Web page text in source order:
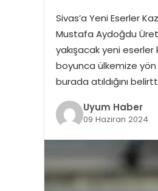
Sivas’a Yeni Eserler
Mustafa Aydoğdu
yakışacak yeni eserler
boyunca ülkemize
burada atıldığını
Uyum Haber
09 Haziran 2024